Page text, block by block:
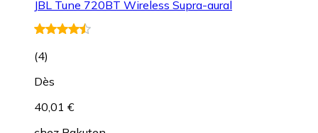
JBL Tune 720BT Wireless Supra-aural
(4)
Dès
40,01 €